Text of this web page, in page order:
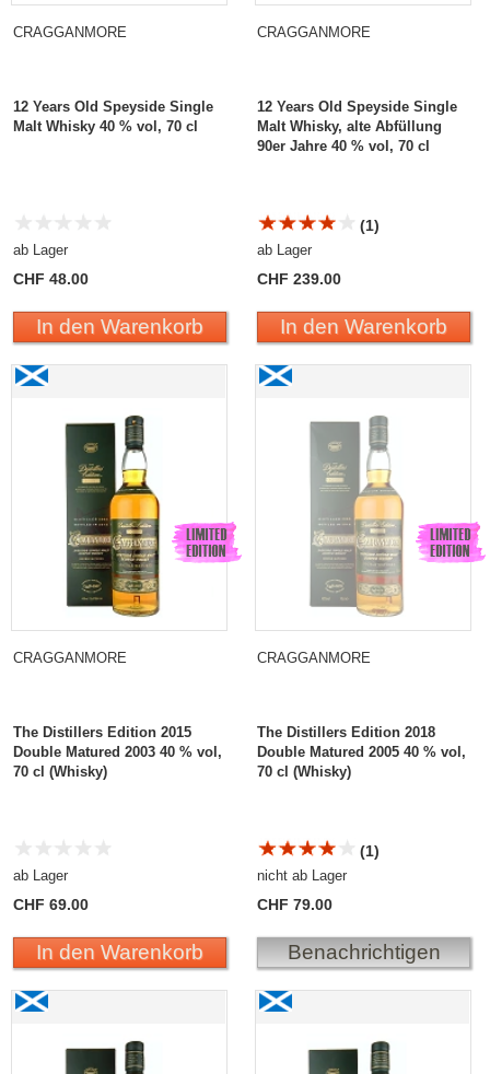
CRAGGANMORE
12 Years Old Speyside Single
Malt Whisky 40 % vol, 70 cl
ab Lager
CHF 48.00
In den Warenkorb
CRAGGANMORE
12 Years Old Speyside Single
Malt Whisky, alte Abfüllung
90er Jahre 40 % vol, 70 cl
(1)
ab Lager
CHF 239.00
In den Warenkorb
Cragganmore The Distillers Edition 2015 Double
CRAGGANMORE
The Distillers Edition 2015
Double Matured 2003 40 % vol,
70 cl (Whisky)
ab Lager
CHF 69.00
In den Warenkorb
Cragganmore The
Double Matured 2005
CRAGGANMORE
The Distillers Edition 2018
Double Matured 2005 40 % vol,
70 cl (Whisky)
(1)
nicht ab Lager
CHF 79.00
Benachrichtigen
Cragganmore The Distillers Edition 2019 Double
Cragganmore The
Double Matured 2008,